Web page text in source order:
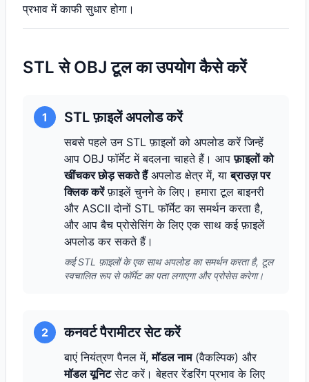
प्रभाव में काफी सुधार होगा।
STL से OBJ टूल का उपयोग कैसे करें
1 STL फ़ाइलें अपलोड करें
सबसे पहले उन STL फ़ाइलों को अपलोड करें जिन्हें
आप OBJ फॉर्मेट में बदलना चाहते हैं। आपफ़ाइलों को
खींचकर छोड़ सकते हैंअपलोड क्षेत्र में, याब्राउज़ पर
क्लिक करेंफ़ाइलें चुनने के लिए। हमारा टूल बाइनरी
और ASCII दोनों STL फॉर्मेट का समर्थन करता है,
और आप बैच प्रोसेसिंग के लिए एक साथ कई फ़ाइलें
अपलोड कर सकते हैं।
कई STL फ़ाइलों के एक साथ अपलोड का समर्थन करता है, टूल
स्वचालित रूप से फॉर्मेट का पता लगाएगा और प्रोसेस करेगा।
2 कनवर्ट पैरामीटर सेट करें
बाएं नियंत्रण पैनल में,मॉडल नाम(वैकल्पिक) और
मॉडल यूनिटसेट करें। बेहतर रेंडरिंग प्रभाव के लिए